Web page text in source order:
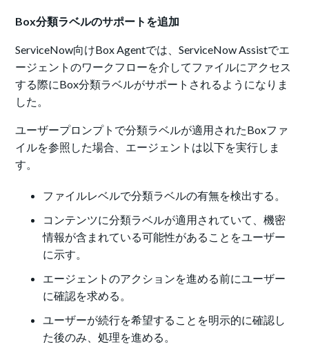
Box分類ラベルのサポートを追加
ServiceNow向けBox Agentでは、ServiceNow Assistでエ
ージェントのワークフローを介してファイルにアクセス
する際にBox分類ラベルがサポートされるようになりま
した。
ユーザープロンプトで分類ラベルが適用されたBoxファ
イルを参照した場合、エージェントは以下を実行しま
す。
ファイルレベルで分類ラベルの有無を検出する。
コンテンツに分類ラベルが適用されていて、機密
情報が含まれている可能性があることをユーザー
に示す。
エージェントのアクションを進める前にユーザー
に確認を求める。
ユーザーが続行を希望することを明示的に確認し
た後のみ、処理を進める。